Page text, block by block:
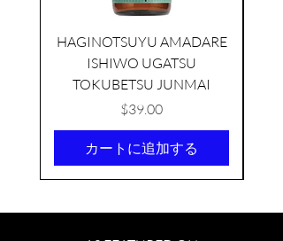
HAGINOTSUYU AMADARE
ISHIWO UGATSU
TOKUBETSU JUNMAI
価格
$39.00
カートに追加する
KIKUSUI SAKAMAI JDG
GENSHU 720ML